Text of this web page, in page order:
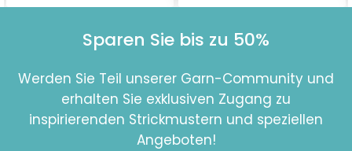
Sparen Sie bis zu 50%
Werden Sie Teil unserer Garn-Community und
erhalten Sie exklusiven Zugang zu
inspirierenden Strickmustern und speziellen
Angeboten!